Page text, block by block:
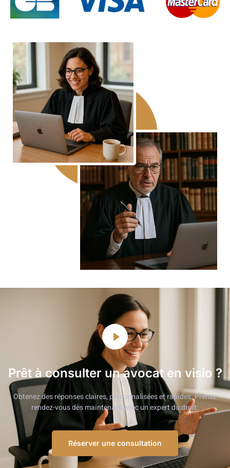
Prêt à consulter un avocat en visio ?
Obtenez des réponses claires, personnalisées et rapides. Prenez
rendez-vous dès maintenant avec un expert du droit.
Réserver une consultation